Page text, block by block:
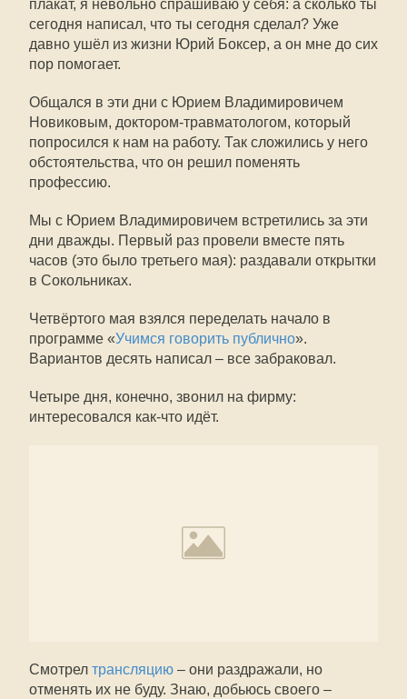
плакат, я невольно спрашиваю у себя: а сколько ты
сегодня написал, что ты сегодня сделал? Уже
давно ушёл из жизни Юрий Боксер, а он мне до сих
пор помогает.
Общался в эти дни с Юрием Владимировичем
Новиковым, доктором-травматологом, который
попросился к нам на работу. Так сложились у него
обстоятельства, что он решил поменять
профессию.
Мы с Юрием Владимировичем встретились за эти
дни дважды. Первый раз провели вместе пять
часов (это было третьего мая): раздавали открытки
в Сокольниках.
Четвёртого мая взялся переделать начало в
программе «Учимся говорить публично».
Вариантов десять написал – все забраковал.
Четыре дня, конечно, звонил на фирму:
интересовался как-что идёт.
Смотрел трансляцию – они раздражали, но
отменять их не буду. Знаю, добьюсь своего –